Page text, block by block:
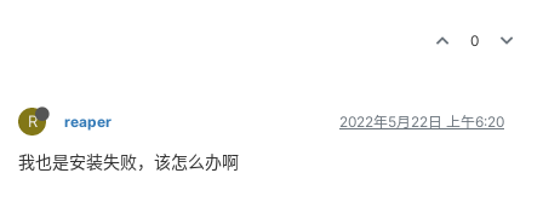
0
R reaper 2022年5月22日 上午6:20
我也是安装失败，该怎么办啊